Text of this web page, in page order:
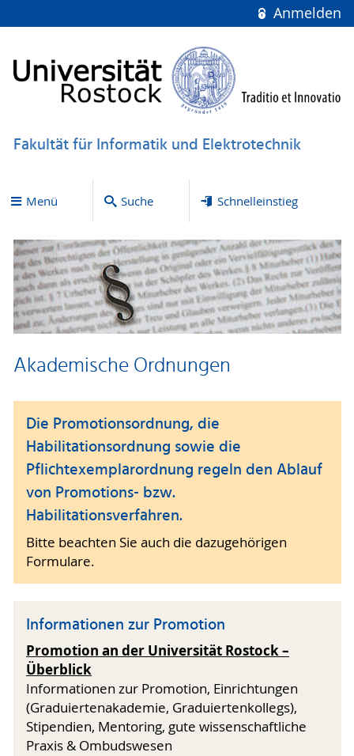
Anmelden
Fakultät für Informatik und Elektrotechnik
Menü Suche Schnelleinstieg
Akademische Ordnungen
Die Promotionsordnung, die
Habilitationsordnung sowie die
Pflichtexemplarordnung regeln den Ablauf
von Promotions- bzw.
Habilitationsverfahren.
Bitte beachten Sie auch die dazugehörigen
Formulare.
Informationen zur Promotion
Promotion an der Universität Rostock –
Überblick
Informationen zur Promotion, Einrichtungen
(Graduiertenakademie, Graduiertenkollegs),
Stipendien, Mentoring, gute wissenschaftliche
Praxis & Ombudswesen